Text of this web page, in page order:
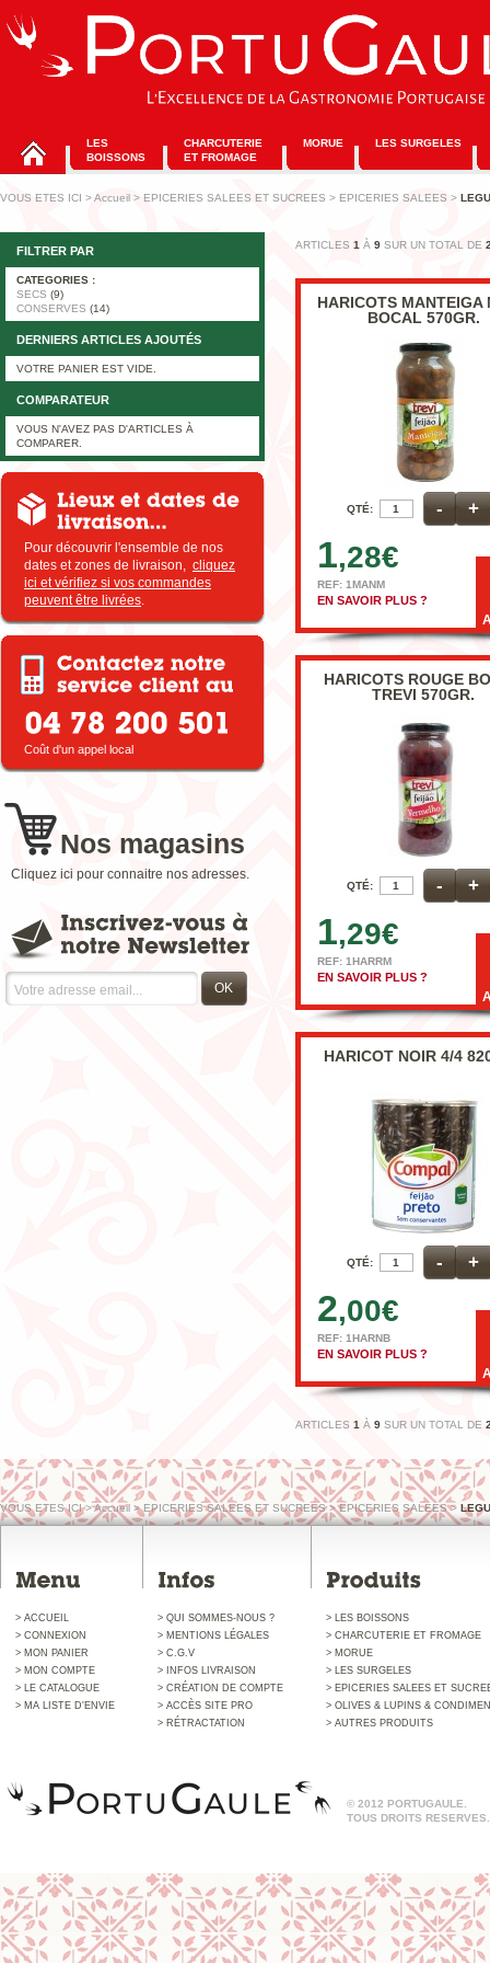
LES
BOISSONS
CHARCUTERIE
ET FROMAGE
MORUE LES SURGELES
VOUS ETES ICI >Accueil > EPICERIES SALEES ET SUCREES > EPICERIES SALEES >
ARTICLES 1 À 9 SUR UN TOTAL DE
HARICOTS MANTEIGA
BOCAL 570GR.
QTÉ: - +
1,28€
REF: 1MANM
EN SAVOIR PLUS ?
HARICOTS ROUGE
TREVI 570GR.
QTÉ: - +
1,29€
REF: 1HARRM
EN SAVOIR PLUS ?
HARICOT NOIR 4/4
QTÉ: - +
2,00€
REF: 1HARNB
EN SAVOIR PLUS ?
ARTICLES 1 À 9 SUR UN TOTAL DE
FILTRER PAR
CATEGORIES :
SECS (9)
CONSERVES (14)
DERNIERS ARTICLES AJOUTÉS
VOTRE PANIER EST VIDE.
COMPARATEUR
VOUS N'AVEZ PAS D'ARTICLES À
COMPARER.
Pour découvrir l'ensemble de nos
dates et zones de livraison, cliquez
ici et vérifiez si vos commandes
peuvent être livrées.
Coût d'un appel local
Nos magasins
Cliquez ici pour connaitre nos adresses.
OK
VOUS ETES ICI>Accueil >EPICERIES SALEES ET SUCREES >EPICERIES SALEES >
> ACCUEIL
> CONNEXION
> MON PANIER
> MON COMPTE
> LE CATALOGUE
> MA LISTE D'ENVIE
> QUI SOMMES-NOUS ?
> MENTIONS LÉGALES
> C.G.V
> INFOS LIVRAISON
> CRÉATION DE COMPTE
> ACCÈS SITE PRO
> RÉTRACTATION
> LES BOISSONS
> CHARCUTERIE ET FROMAGE
> MORUE
> LES SURGELES
> EPICERIES SALEES ET
> OLIVES & LUPINS &
> AUTRES PRODUITS
© 2012 PORTUGAULE.
TOUS DROITS RESERVES.